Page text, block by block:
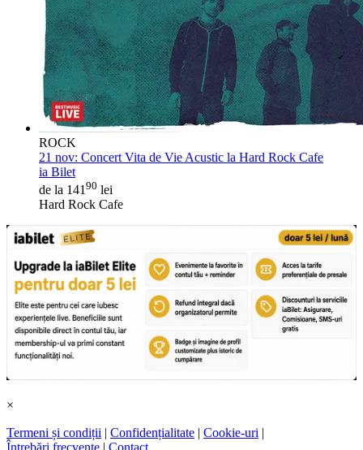
ROCK
21 nov: Concert Vita de Vie Acustic la Hard Rock Cafe
ia Bilet
de la 141 90 lei
Hard Rock Cafe
×
Termeni și condiții | Confidențialitate | Cookie-uri |